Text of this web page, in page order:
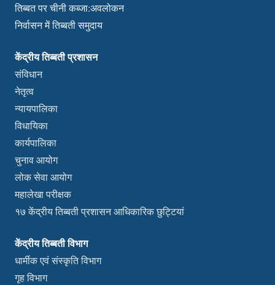
तिब्बत पर चीनी कब्जा:अवलोकन
निर्वासन में तिब्बती समुदाय
केंद्रीय तिब्बती प्रशासन
संविधान
नेतृत्व
न्यायपालिका
विधायिका
कार्यपालिका
चुनाव आयोग
लोक सेवा आयोग
महालेखा परीक्षक
१७ केंद्रीय तिब्बती प्रशासन आधिकारिक छुट्टियां
केंद्रीय तिब्बती विभाग
धार्मीक एवं संस्कृति विभाग
गृह विभाग